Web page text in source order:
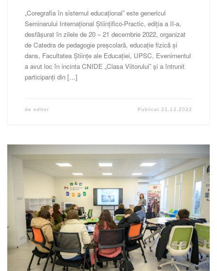
„Coregrafia în sistemul educațional” este genericul
Seminarului Internațional Științifico-Practic, ediția a II-a,
desfășurat în zilele de 20 – 21 decembrie 2022, organizat
de Catedra de pedagogie preșcolară, educație fizică și
dans, Facultatea Științe ale Educației, UPSC, Evenimentul
a avut loc în incinta CNIDE „Clasa Viitorului” și a întrunit
participanți din […]
de editor Publicat21.12.2022